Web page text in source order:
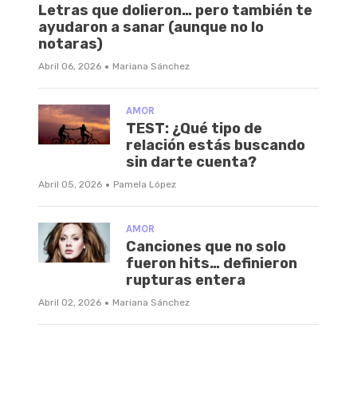
Letras que dolieron… pero también te
ayudaron a sanar (aunque no lo
notaras)
Abril 06, 2026 · Mariana Sánchez
AMOR
TEST: ¿Qué tipo de
relación estás buscando
sin darte cuenta?
Abril 05, 2026 · Pamela López
AMOR
Canciones que no solo
fueron hits… definieron
rupturas entera
Abril 02, 2026 · Mariana Sánchez